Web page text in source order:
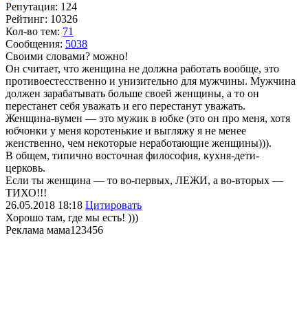
Репутация: 124
Рейтинг: 10326
Кол-во тем: 71
Сообщения: 5038
Своими словами? можно!
Он считает, что женщина не должна работать вообще, это
противоестесственно и унизительно для мужчины. Мужчина
должен зарабатывать больше своей женщины, а то он
перестанет себя уважать и его перестанут уважать.
Женщина-вумен — это мужик в юбке (это он про меня, хотя
юбчонки у меня коротенькие и выгляжу я не менее
женственно, чем некоторые неработающие женщины))).
В общем, типично восточная философия, кухня-дети-
церковь.
Если ты женщина — то во-первых, ЛЕЖИ, а во-вторых —
ТИХО!!!
26.05.2018 18:18 Цитировать
Хорошо там, где мы есть! )))
Реклама мама123456